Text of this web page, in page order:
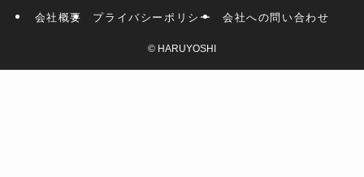
会社概要 プライバシーポリシー 会社への問い合わせ
© HARUYOSHI